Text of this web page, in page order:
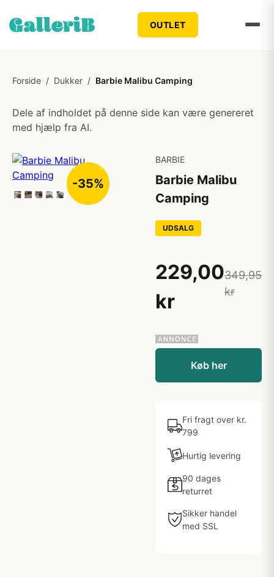
OUTLET
Forside / Dukker / Barbie Malibu Camping
Dele af indholdet på denne side kan være genereret
med hjælp fra AI.
-35%
BARBIE
Barbie Malibu
Camping
UDSALG
229,00
kr
349,95
kr
Køb her
Fri fragt over kr.
799
Hurtig levering
90 dages
returret
Sikker handel
med SSL